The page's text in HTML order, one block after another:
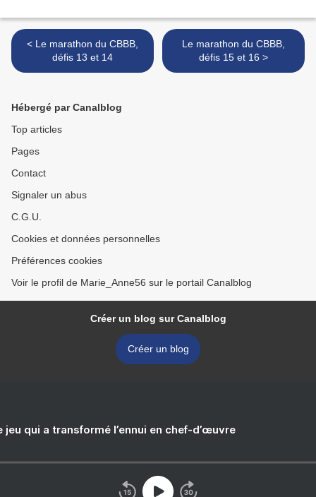
< Le marathon du CBBB,
défis 13 et 14
Le marathon du CBBB,
défis 15 et 16 >
Hébergé par Canalblog
Top articles
Pages
Contact
Signaler un abus
C.G.U.
Cookies et données personnelles
Préférences cookies
Voir le profil de Marie_Anne56 sur le portail Canalblog
Créer un blog sur Canalblog
Créer un blog
jeu qui a transformé l’ennui en chef-d’œuvre